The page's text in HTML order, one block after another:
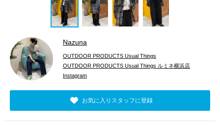
Nazuna
OUTDOOR PRODUCTS Usual Things
OUTDOOR PRODUCTS Usual Things ルミネ横浜店
Instagram
お気に入りスタッフに登録